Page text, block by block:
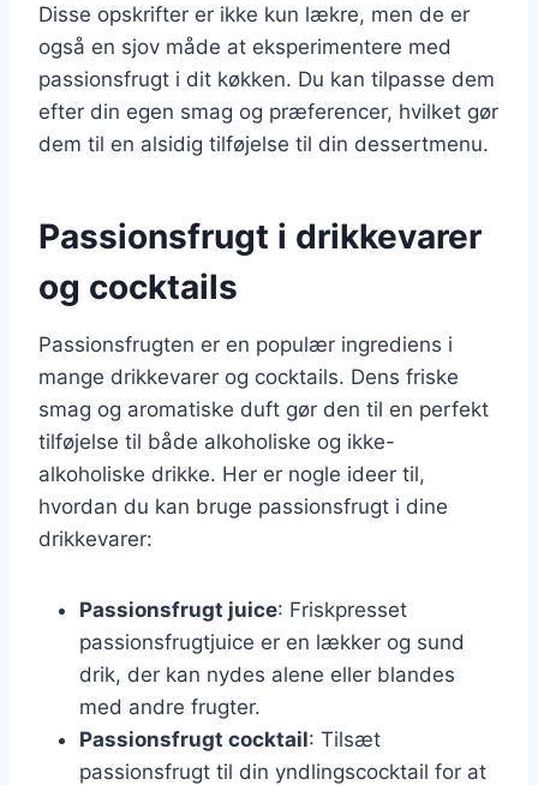
Disse opskrifter er ikke kun lækre, men de er
også en sjov måde at eksperimentere med
passionsfrugt i dit køkken. Du kan tilpasse dem
efter din egen smag og præferencer, hvilket gør
dem til en alsidig tilføjelse til din dessertmenu.
Passionsfrugt i drikkevarer
og cocktails
Passionsfrugten er en populær ingrediens i
mange drikkevarer og cocktails. Dens friske
smag og aromatiske duft gør den til en perfekt
tilføjelse til både alkoholiske og ikke-
alkoholiske drikke. Her er nogle ideer til,
hvordan du kan bruge passionsfrugt i dine
drikkevarer:
Passionsfrugt juice: Friskpresset
passionsfrugtjuice er en lækker og sund
drik, der kan nydes alene eller blandes
med andre frugter.
Passionsfrugt cocktail: Tilsæt
passionsfrugt til din yndlingscocktail for at